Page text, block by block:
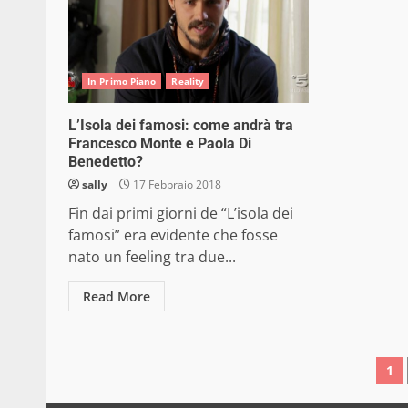
In Primo Piano Reality
L’Isola dei famosi: come andrà tra
Francesco Monte e Paola Di
Benedetto?
sally 17 Febbraio 2018
Fin dai primi giorni de “L’isola dei
famosi” era evidente che fosse
nato un feeling tra due...
Read More
1